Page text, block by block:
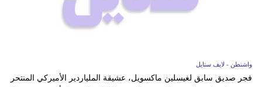
واشنطن - لايف ستايل
فجر صديق سابق لغيسلين ماكسويل، عشيقة الملياردير الأميركي المنتحر